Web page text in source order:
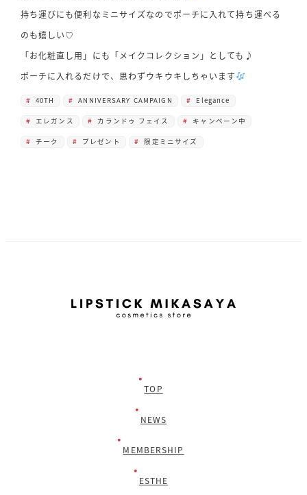
持ち運びにも便利なミニサイズなのでポーチに入れて持ち運べる
のも嬉しい♡
「お化粧直し用」にも「メイクコレクション」としても♪
ポーチに入れるだけで、思わずウキウキしちゃいます
40TH ANNIVERSARY CAMPAIGN Elegance
エレガンス カランドゥ フェイス キャンペーン中
チーク プレゼント 限定ミニサイズ
TOP
NEWS
MEMBERSHIP
ESTHE